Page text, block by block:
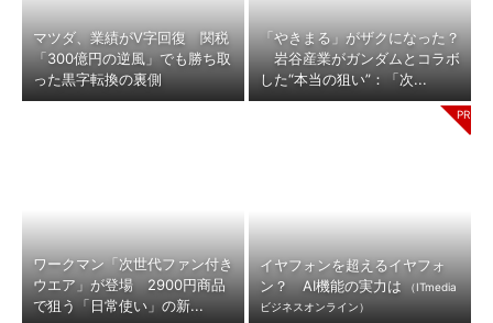
マツダ、業績がV字回復 関税
「300億円の逆風」でも勝ち取
った黒字転換の裏側
「やきまる」がザクになった？
岩谷産業がガンダムとコラボ
した“本当の狙い”：「次...
ワークマン「次世代ファン付き
ウエア」が登場 2900円商品
で狙う「日常使い」の新...
イヤフォンを超えるイヤフォ
ン？ AI機能の実力は
（ITmedia
ビジネスオンライン）